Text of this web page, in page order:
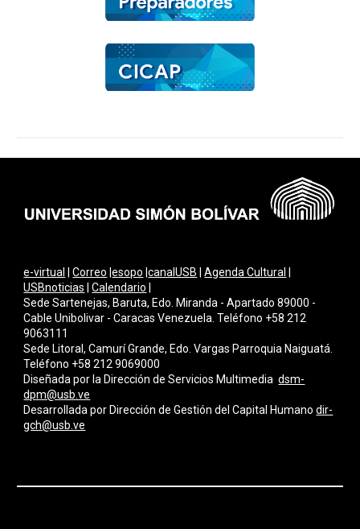
e-virtual |Correo |esopo |canalUSB |Agenda Cultural
USBnoticias |Calendario
Sede Sartenejas, Baruta, Edo. Miranda - Apartado 89000 -
Cable Unibolivar - Caracas Venezuela. Teléfono +58 212
9063111
Sede Litoral, Camurí Grande, Edo. Vargas Parroquia Naiguatá.
Teléfono +58 212 9069000
Diseñada por la Dirección de Servicios Multimediadsm-
dpm@usb.ve
Desarrollada por Dirección de Gestión del Capital Humano dir-
gch@usb.ve